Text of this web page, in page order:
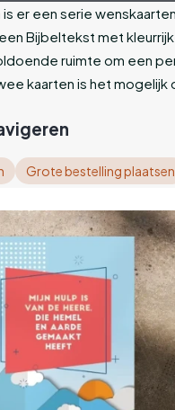
er een serie
Bijbeltekst met
ruimte om een
kaarten is het mogelijk
Grote bestelling plaatsen